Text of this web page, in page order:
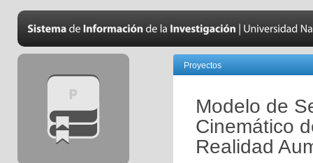
Proyectos
Modelo de
Cinemático
Realidad